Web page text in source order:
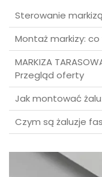
MARKIZA
Przegląd oferty
Jak montować
Czym są żaluzje